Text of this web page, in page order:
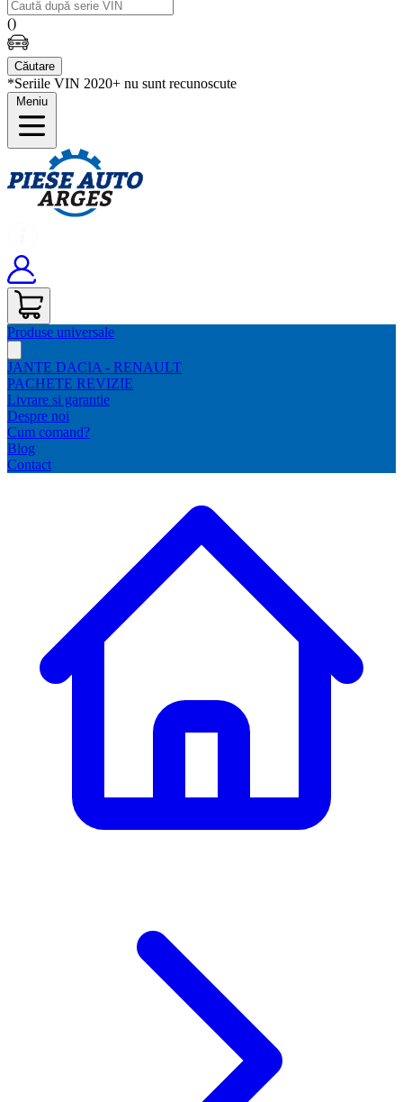
()
Căutare
*Seriile VIN 2020+ nu sunt recunoscute
Meniu
Produse universale
JANTE DACIA - RENAULT
PACHETE REVIZIE
Livrare si garantie
Despre noi
Cum comand?
Blog
Contact